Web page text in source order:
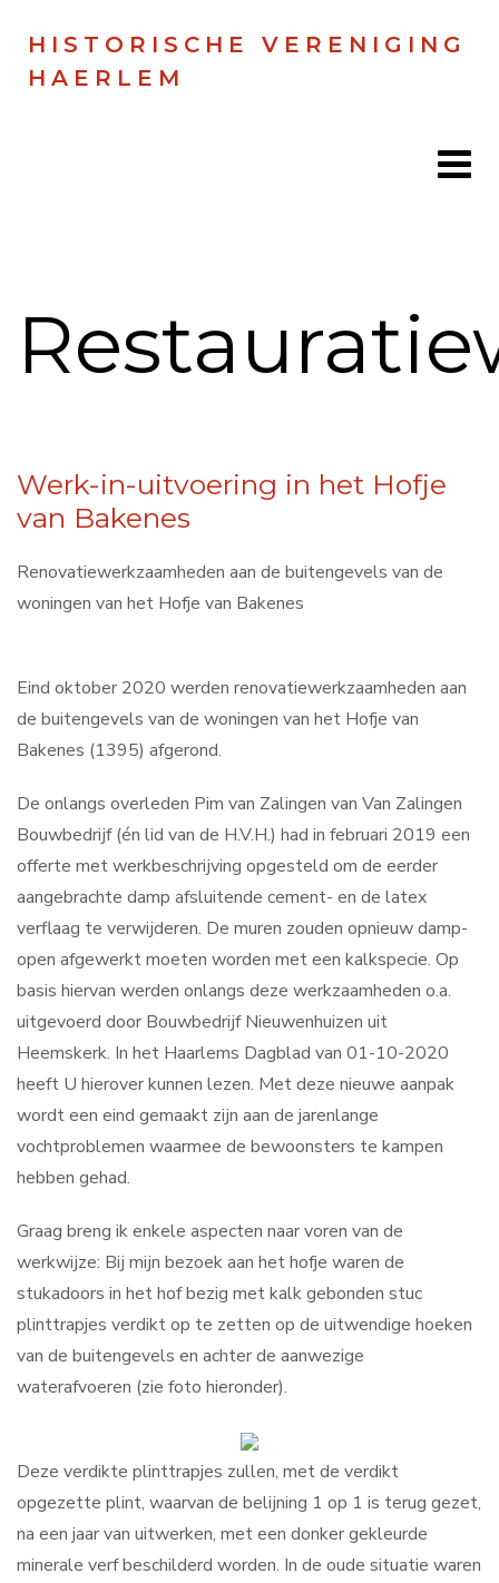
HISTORISCHE VERENIGING
HAERLEM
Zien
Over ons
Contact
Werk-in-uitvoering in het Hofje
van Bakenes
Renovatiewerkzaamheden aan de buitengevels van de
woningen van het Hofje van Bakenes
Eind oktober 2020 werden renovatiewerkzaamheden aan
de buitengevels van de woningen van het Hofje van
Bakenes (1395) afgerond.
De onlangs overleden Pim van Zalingen van Van Zalingen
Bouwbedrijf (én lid van de H.V.H.) had in februari 2019 een
offerte met werkbeschrijving opgesteld om de eerder
aangebrachte damp afsluitende cement- en de latex
verflaag te verwijderen. De muren zouden opnieuw damp-
open afgewerkt moeten worden met een kalkspecie. Op
basis hiervan werden onlangs deze werkzaamheden o.a.
uitgevoerd door Bouwbedrijf Nieuwenhuizen uit
Heemskerk. In het Haarlems Dagblad van 01-10-2020
heeft U hierover kunnen lezen. Met deze nieuwe aanpak
wordt een eind gemaakt zijn aan de jarenlange
vochtproblemen waarmee de bewoonsters te kampen
hebben gehad.
Graag breng ik enkele aspecten naar voren van de
werkwijze: Bij mijn bezoek aan het hofje waren de
stukadoors in het hof bezig met kalk gebonden stuc
plinttrapjes verdikt op te zetten op de uitwendige hoeken
van de buitengevels en achter de aanwezige
waterafvoeren (zie foto hieronder).
Deze verdikte plinttrapjes zullen, met de verdikt
opgezette plint, waarvan de belijning 1 op 1 is terug gezet,
na een jaar van uitwerken, met een donker gekleurde
minerale verf beschilderd worden. In de oude situatie waren